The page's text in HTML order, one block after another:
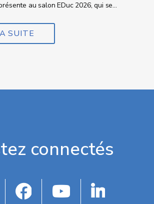
au salon EDuc 2026, qui se...
SUITE
connectés